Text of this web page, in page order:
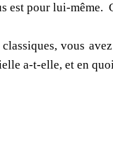
est pour lui-même.
vous
a-t-elle, et en